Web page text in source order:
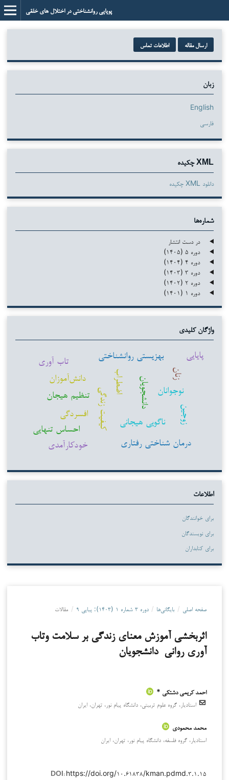
پویایی روانشناختی در اختلال های خلقی
ارسال مقاله اطلاعات تماس
زبان
English
فارسی
XML چکیده
دانلود XML چکیده
شماره‌ها
در دست انتشار
دوره ۵ (۱۴۰۵)
دوره ۴ (۱۴۰۴)
دوره ۳ (۱۴۰۳)
دوره ۲ (۱۴۰۲)
دوره ۱ (۱۴۰۱)
واژگان کلیدی
اضطراب دانشجویان کیفیت زندگی نوجوانان
افسردگی
بهزیستی روانشناختی
دانش‌آموزان
زنان
تنظیم هیجان
درمان شناختی رفتاری
ناگویی هیجانی
احساس تنهایی
زوجین
تاب آوری
خودکارآمدی
پایایی
اطلاعات
برای خوانندگان
برای نویسندگان
برای کتابداران
صفحه اصلی / بایگانی‌ها / دوره ۳ شماره ۱ (۱۴۰۳): پیاپی ۹ / مقالات
اثربخشی آموزش معنای زندگی بر سلامت وتاب
آوری روانی دانشجویان
احمد کریمی دشتکی *
استادیار، گروه علوم تربیتی، دانشگاه پیام نور، تهران، ایران
محمد محمودی
استادیار، گروه فلسفه، دانشگاه پیام نور، تهران، ایران
DOI: https://doi.org/۱۰.۶۱۸۳۸/kman.pdmd.۳.۱.۱۵